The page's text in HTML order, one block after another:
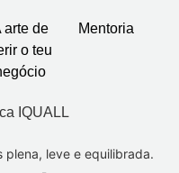
arte de
o teu
Mentoria
plena, leve e equilibrada.